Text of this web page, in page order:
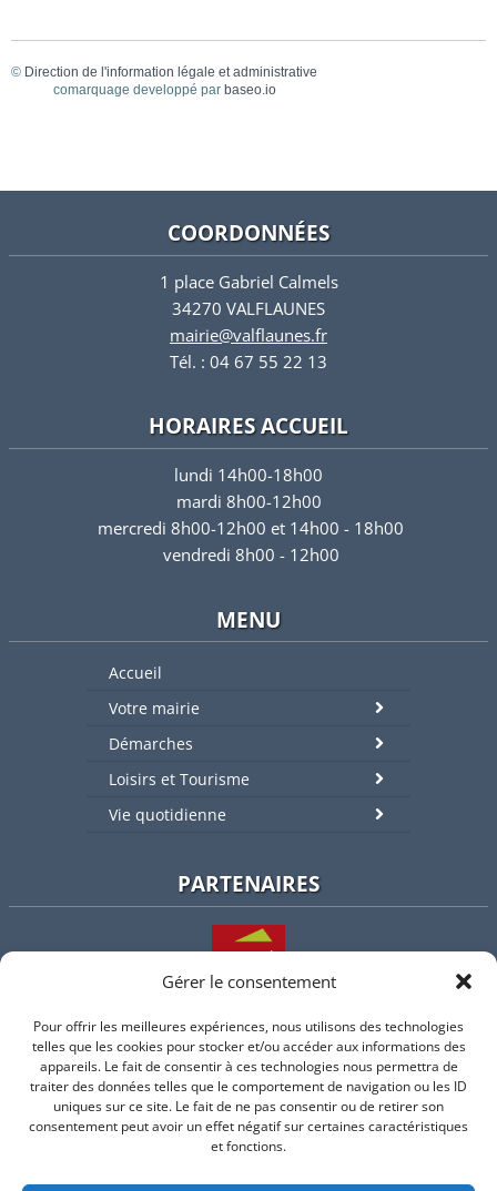
Gérer le consentement
Pour offrir les meilleures expériences, nous utilisons des technologies
telles que les cookies pour stocker et/ou accéder aux informations des
appareils. Le fait de consentir à ces technologies nous permettra de
traiter des données telles que le comportement de navigation ou les ID
uniques sur ce site. Le fait de ne pas consentir ou de retirer son
consentement peut avoir un effet négatif sur certaines caractéristiques
et fonctions.
© Direction de l'information légale et administrative
comarquage developpé par baseo.io
COORDONNÉES
1 place Gabriel Calmels
34270 VALFLAUNES
mairie@valflaunes.fr
Tél. : 04 67 55 22 13
HORAIRES ACCUEIL
lundi 14h00-18h00
mardi 8h00-12h00
mercredi 8h00-12h00 et 14h00 - 18h00
vendredi 8h00 - 12h00
MENU
Accueil
Votre mairie
Démarches
Loisirs et Tourisme
Vie quotidienne
PARTENAIRES
L'intercommunalité
Intramuros